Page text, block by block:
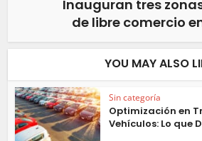
Inauguran tres
de libre comercio
YOU MAY ALSO
Sin categoría
Optimización en
Vehículos: Lo que